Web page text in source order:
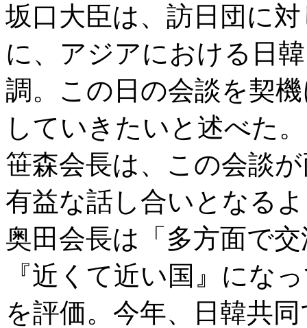
坂口大臣は、訪日団に
に、アジアにおける日
調。この日の会談を契
していきたいと述べた。
笹森会長は、この会談
有益な話し合いとなる
奥田会長は「多方面で
『近くて近い国』にな
を評価。今年、日韓共